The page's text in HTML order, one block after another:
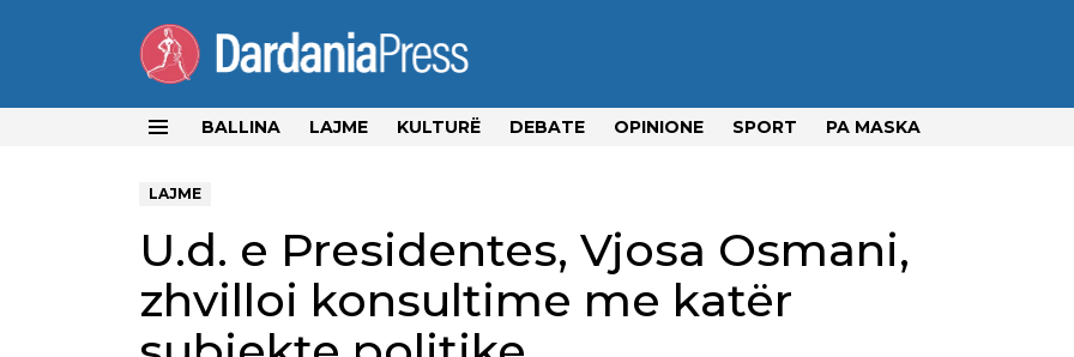
BALLINA LAJME KULTURË DEBATE OPINIONE SPORT PA MASKA
LAJME
U.d. e Presidentes, Vjosa Osmani,
zhvilloi konsultime me katër